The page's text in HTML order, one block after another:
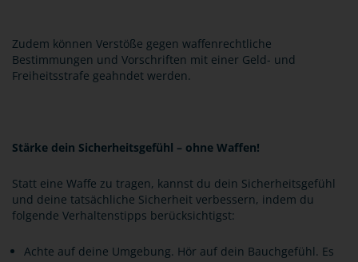
Zudem können Verstöße gegen waffenrechtliche
Bestimmungen und Vorschriften mit einer Geld- und
Freiheitsstrafe geahndet werden.
Stärke dein Sicherheitsgefühl – ohne Waffen!
Statt eine Waffe zu tragen, kannst du dein Sicherheitsgefühl
und deine tatsächliche Sicherheit verbessern, indem du
folgende Verhaltenstipps berücksichtigst:
Achte auf deine Umgebung. Hör auf dein Bauchgefühl. Es